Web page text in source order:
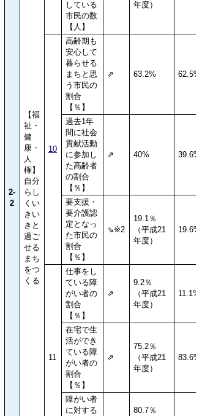
2-
2
【福
祉・
健
康・
人
権】
自分
らし
くい
きい
きと
過ご
せる
まち
をつ
くる
している
市民の数
【人】
年度）
10
高齢期も
安心して
暮らせる
まちと思
う市民の
割合
【％】
⇗ 63.2% 62.5%
過去1年
間に社会
貢献活動
に参加し
た高齢者
の割合
【％】
⇗ 40% 39.6%
要支援・
要介護認
定となっ
た市民の
割合
【％】
⇘※2
19.1％
（平成21
年度）
19.6%
11
仕事をし
ている障
がい者の
割合
【％】
⇗
9.2％
（平成21
年度）
11.1%
在宅で生
活ができ
ている障
がい者の
割合
【％】
⇗
75.2％
（平成21
年度）
83.6%
障がい者
に対する
80.7％